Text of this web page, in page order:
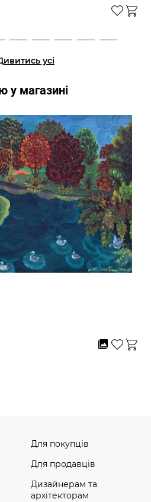
усі
у магазині
Для покупців
Для продавців
Дизайнерам та
архітекторам